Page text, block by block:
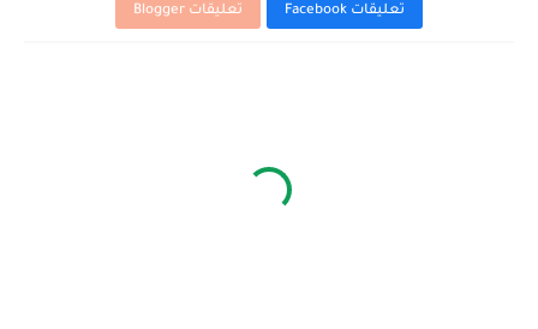
تعليقات Facebook تعليقات Blogger